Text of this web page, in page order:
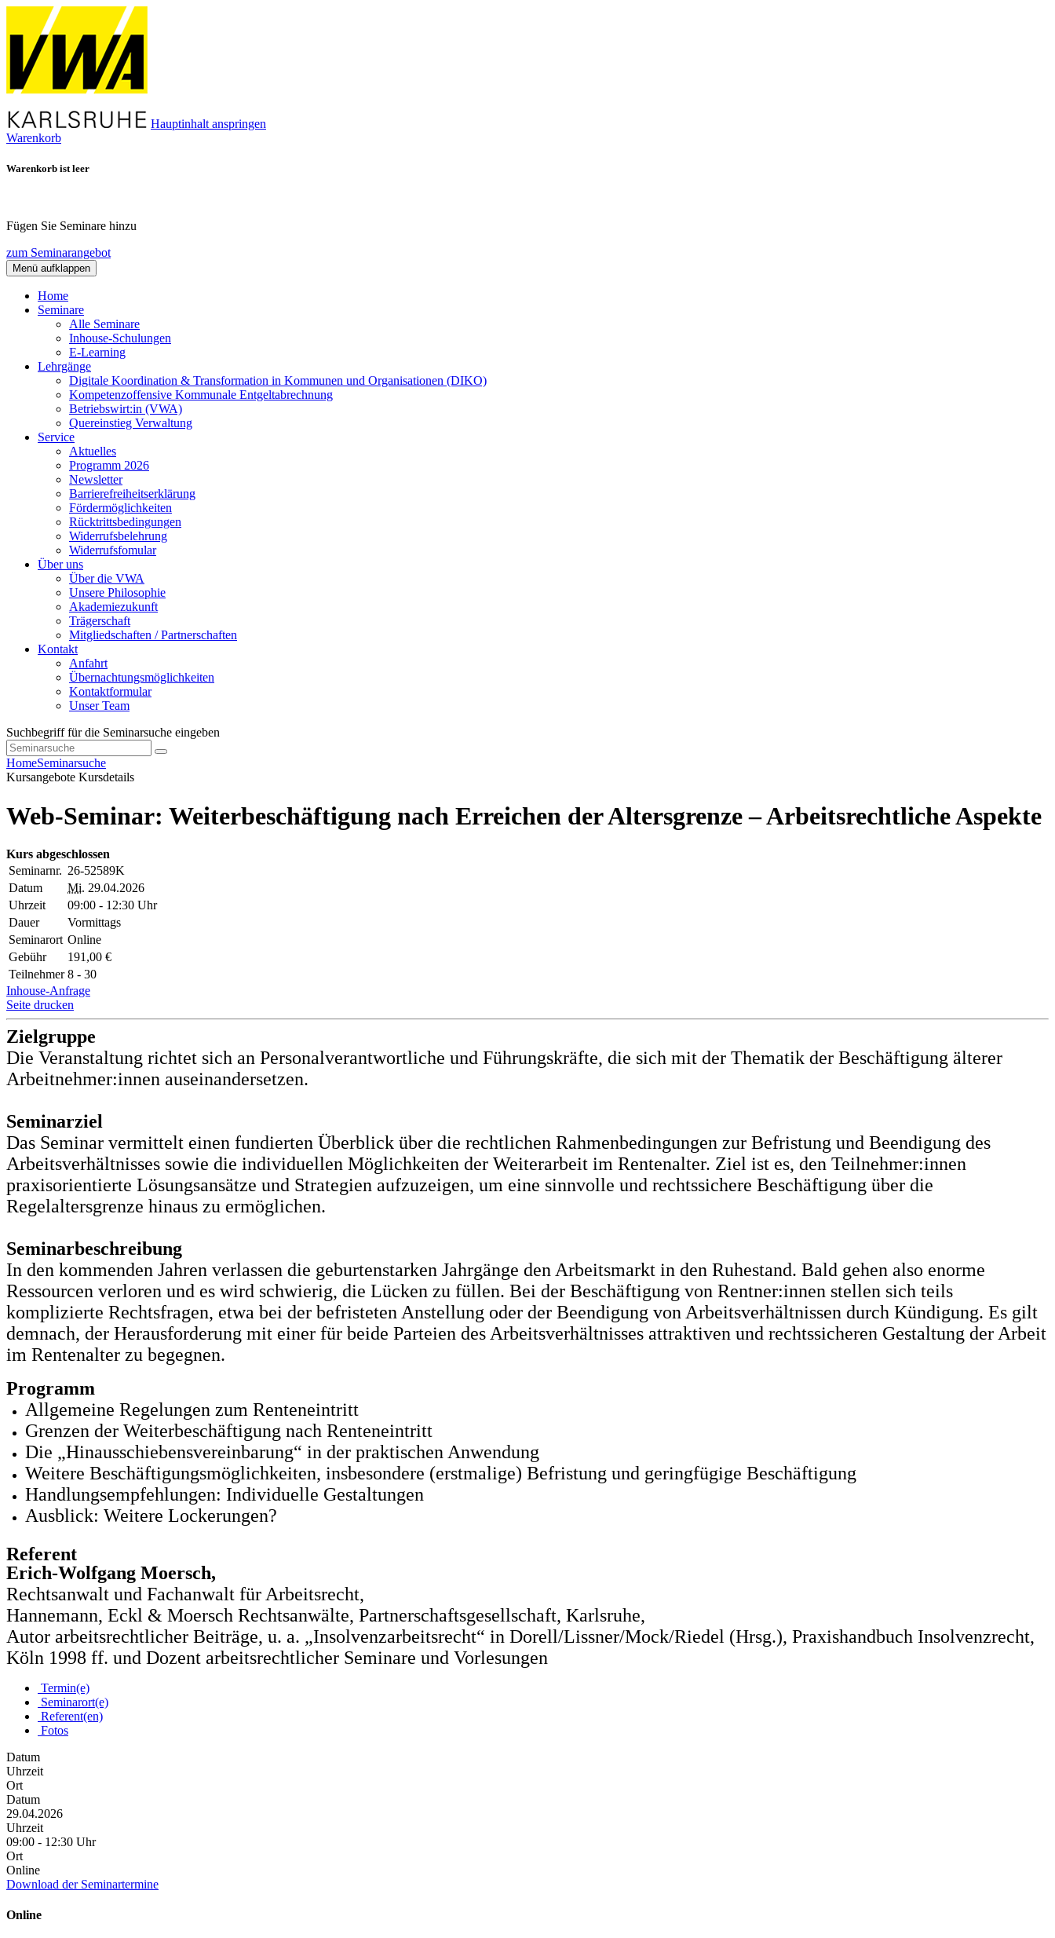
Hauptinhalt anspringen
Warenkorb
Warenkorb ist leer
Fügen Sie Seminare hinzu
zum Seminarangebot
Menü aufklappen
Home
Seminare
Alle Seminare
Inhouse-Schulungen
E-Learning
Lehrgänge
Digitale Koordination & Transformation in Kommunen und Organisationen (DIKO)
Kompetenzoffensive Kommunale Entgeltabrechnung
Betriebswirt:in (VWA)
Quereinstieg Verwaltung
Service
Aktuelles
Programm 2026
Newsletter
Barrierefreiheitserklärung
Fördermöglichkeiten
Rücktrittsbedingungen
Widerrufsbelehrung
Widerrufsfomular
Über uns
Über die VWA
Unsere Philosophie
Akademiezukunft
Trägerschaft
Mitgliedschaften / Partnerschaften
Kontakt
Anfahrt
Übernachtungsmöglichkeiten
Kontaktformular
Unser Team
Suchbegriff für die Seminarsuche eingeben
HomeSeminarsuche
Kursangebote Kursdetails
Web-Seminar: Weiterbeschäftigung nach Erreichen der Altersgrenze – Arbeitsrechtliche Aspekte
Kurs abgeschlossen
Seminarnr. 26-52589K
Datum
Mi. 29.04.2026
Uhrzeit
09:00 - 12:30 Uhr
Dauer
Vormittags
Seminarort Online
Gebühr
191,00 €
Teilnehmer 8 - 30
Inhouse-Anfrage
Seite drucken
Zielgruppe
Die Veranstaltung richtet sich an Personalverantwortliche und Führungskräfte, die sich mit der Thematik der Beschäftigung älterer
Arbeitnehmer:innen auseinandersetzen.
Seminarziel
Das Seminar vermittelt einen fundierten Überblick über die rechtlichen Rahmenbedingungen zur Befristung und Beendigung des
Arbeitsverhältnisses sowie die individuellen Möglichkeiten der Weiterarbeit im Rentenalter. Ziel ist es, den Teilnehmer:innen
praxisorientierte Lösungsansätze und Strategien aufzuzeigen, um eine sinnvolle und rechtssichere Beschäftigung über die
Regelaltersgrenze hinaus zu ermöglichen.
Seminarbeschreibung
In den kommenden Jahren verlassen die geburtenstarken Jahrgänge den Arbeitsmarkt in den Ruhestand. Bald gehen also enorme
Ressourcen verloren und es wird schwierig, die Lücken zu füllen. Bei der Beschäftigung von Rentner:innen stellen sich teils
komplizierte Rechtsfragen, etwa bei der befristeten Anstellung oder der Beendigung von Arbeitsverhältnissen durch Kündigung. Es gilt
demnach, der Herausforderung mit einer für beide Parteien des Arbeitsverhältnisses attraktiven und rechtssicheren Gestaltung der Arbeit
im Rentenalter zu begegnen.
Programm
Allgemeine Regelungen zum Renteneintritt
Grenzen der Weiterbeschäftigung nach Renteneintritt
Die „Hinausschiebensvereinbarung“ in der praktischen Anwendung
Weitere Beschäftigungsmöglichkeiten, insbesondere (erstmalige) Befristung und geringfügige Beschäftigung
Handlungsempfehlungen: Individuelle Gestaltungen
Ausblick: Weitere Lockerungen?
Referent
Erich-Wolfgang Moersch,
Rechtsanwalt und Fachanwalt für Arbeitsrecht,
Hannemann, Eckl & Moersch Rechtsanwälte, Partnerschaftsgesellschaft, Karlsruhe,
Autor arbeitsrechtlicher Beiträge, u. a. „Insolvenzarbeitsrecht“ in Dorell/Lissner/Mock/Riedel (Hrsg.), Praxishandbuch Insolvenzrecht,
Köln 1998 ff. und Dozent arbeitsrechtlicher Seminare und Vorlesungen
Termin(e)
Seminarort(e)
Referent(en)
Fotos
Datum
Uhrzeit
Ort
Datum
29.04.2026
Uhrzeit
09:00 - 12:30 Uhr
Ort
Online
Download der Seminartermine
Online